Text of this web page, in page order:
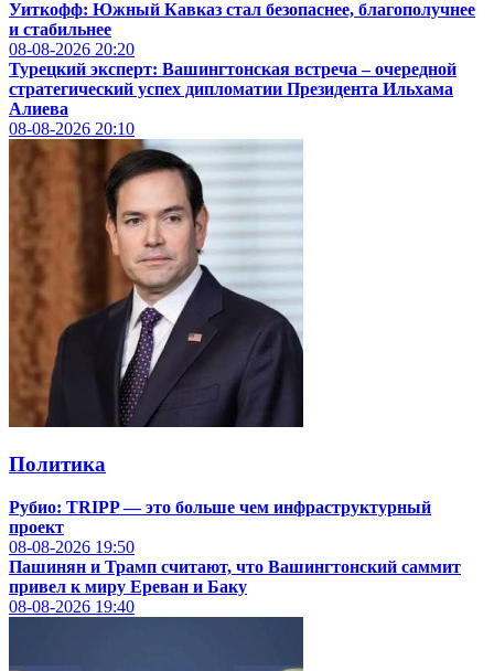
Уиткофф: Южный Кавказ стал безопаснее, благополучнее
и стабильнее
08-08-2026 20:20
Турецкий эксперт: Вашингтонская встреча – очередной
стратегический успех дипломатии Президента Ильхама
Алиева
08-08-2026 20:10
Политика
Рубио: TRIPP — это больше чем инфраструктурный
проект
08-08-2026 19:50
Пашинян и Трамп считают, что Вашингтонский саммит
привел к миру Ереван и Баку
08-08-2026 19:40